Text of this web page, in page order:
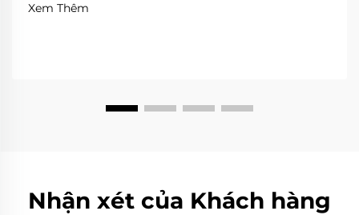
Xem Thêm
Nhận xét của Khách hàng